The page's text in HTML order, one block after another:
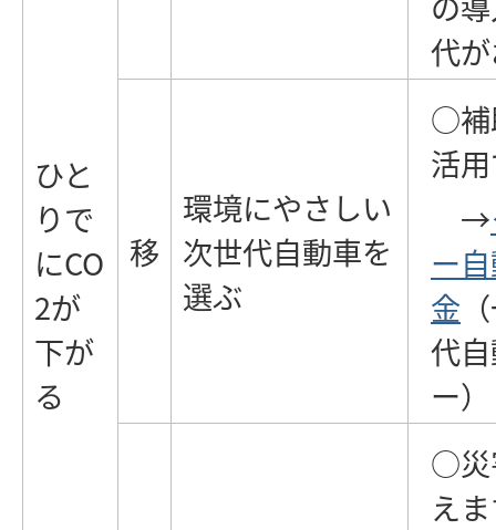
ひと
りで
にCO
2が
下が
る
代
移
環境にやさしい
次世代自動車を
選ぶ
○補
活
→
ー
金
代
ー）
○災
え